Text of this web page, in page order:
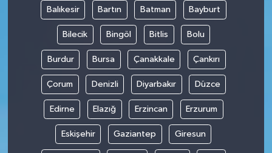
Balıkesir Bartın Batman Bayburt
Bilecik Bingöl Bitlis Bolu
Burdur Bursa Çanakkale Çankırı
Çorum Denizli Diyarbakır Düzce
Edirne Elazığ Erzincan Erzurum
Eskişehir Gaziantep Giresun